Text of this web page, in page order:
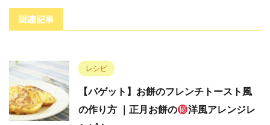
関連記事
レシピ
【バゲット】お餅のフレンチトースト風
の作り方 ｜正月お餅の
洋風アレンジレ